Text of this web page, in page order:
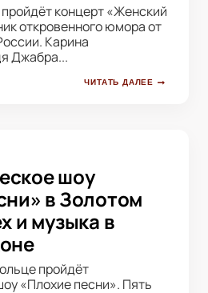
концерт «Женский
откровенного юмора от
Карина
Джабра...
ЧИТАТЬ ДАЛЕЕ
шоу
в Золотом
и музыка в
пройдёт
«Плохие песни». Пять